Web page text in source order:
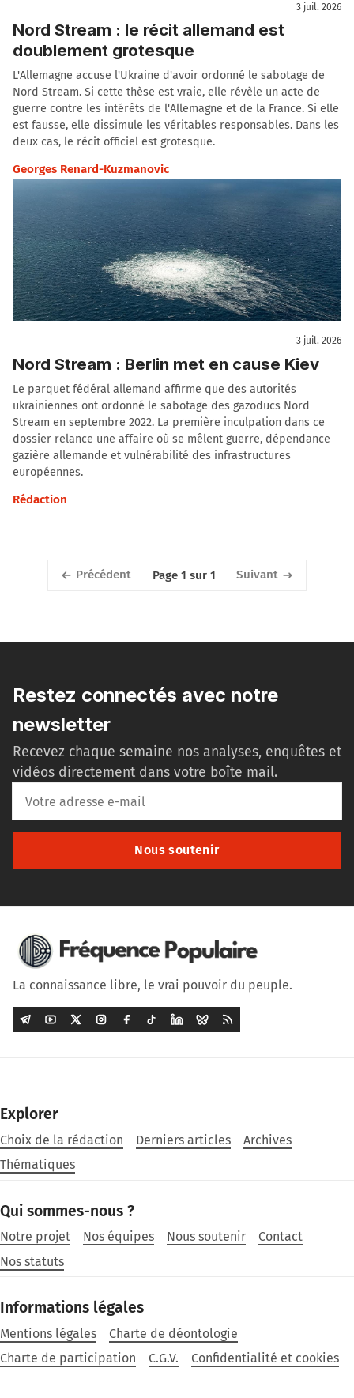
3 juil. 2026
Nord Stream : le récit allemand est
doublement grotesque
L'Allemagne accuse l'Ukraine d'avoir ordonné le sabotage de
Nord Stream. Si cette thèse est vraie, elle révèle un acte de
guerre contre les intérêts de l'Allemagne et de la France. Si elle
est fausse, elle dissimule les véritables responsables. Dans les
deux cas, le récit officiel est grotesque.
Georges Renard-Kuzmanovic
3 juil. 2026
Nord Stream : Berlin met en cause Kiev
Le parquet fédéral allemand affirme que des autorités
ukrainiennes ont ordonné le sabotage des gazoducs Nord
Stream en septembre 2022. La première inculpation dans ce
dossier relance une affaire où se mêlent guerre, dépendance
gazière allemande et vulnérabilité des infrastructures
européennes.
Rédaction
Précédent Page 1 sur 1 Suivant
Restez connectés avec notre
newsletter
Recevez chaque semaine nos analyses, enquêtes et
vidéos directement dans votre boîte mail.
Nous soutenir
La connaissance libre, le vrai pouvoir du peuple.
Explorer
Choix de la rédaction Derniers articles
Archives
Thématiques
Qui sommes-nous ?
Notre projet Nos équipes Nous soutenir
Contact
Nos statuts
Informations légales
Mentions légales
Charte de déontologie
Charte de participation
C.G.V. Confidentialité et cookies